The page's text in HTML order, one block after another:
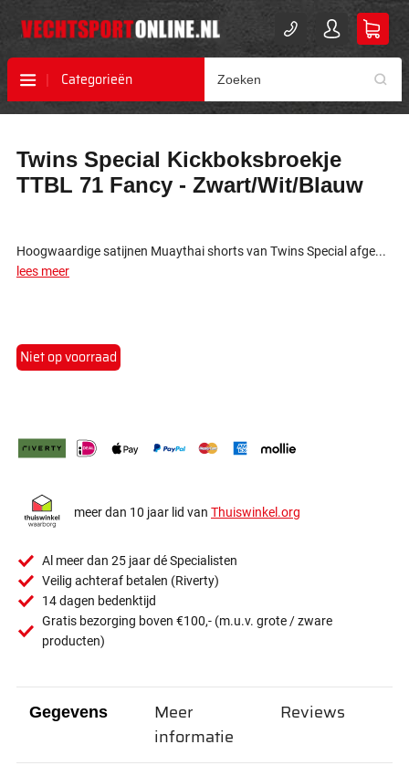
Categorieën
naar
het
einde
afbeeldingen-
gallerij
naar
het
begin
afbeeldingen-
gallerij
Twins Special Kickboksbroekje
TTBL 71 Fancy - Zwart/Wit/Blauw
Hoogwaardige satijnen Muaythai shorts van Twins Special afge...
lees meer
Niet op voorraad
meer dan 10 jaar lid van Thuiswinkel.org
Al meer dan 25 jaar dé Specialisten
Veilig achteraf betalen (Riverty)
14 dagen bedenktijd
Gratis bezorging boven €100,- (m.u.v. grote / zware
producten)
Gegevens
Meer
informatie
Reviews